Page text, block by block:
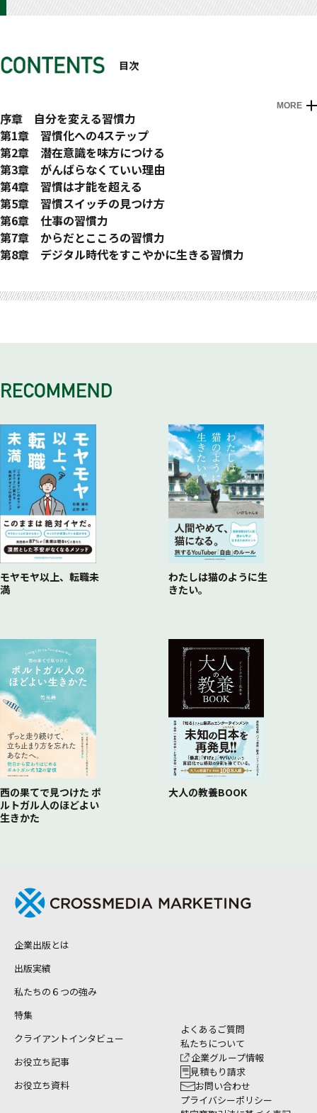
目次
MORE
はじめに
序章 自分を変える習慣力
01 よい習慣を1つ始めるだけで、悪い習慣すべてが変わる
02 スイッチとなる習慣を見つける
第1章 習慣化への4ステップ
01 無意識にやっているレベルを目指す
02 習慣化にも段階がある
03 不必要な習慣をやめる
第2章 潜在意識を味方につける
01 人は潜在意識に支配されている
02 そもそも潜在意識とは
コラム1 アイデアは潜在意識から生まれる
03 潜在意識の書き換え方
04 潜在意識による自動操作モード
コラム2 ネイマールは、脳をほとんど使わない
第3章 がんばらなくていい理由
01 習慣化の賢い始め方とは
02 三日坊主の人にある特徴
03 習慣化の初期段階で、最も重要なこととは
04 成功する条件とは
第4章 習慣は才能を超える
01 成功と習慣の関係とは
02 習慣化の3つの効果とは
コラム3 何歳からでも脳力は伸びる
第5章 習慣スイッチの見つけ方
01 あなたが本当にしたいことは何か
02 本当の目的を確認するためのステップ
03 最高の目標のつくり方とは
する方法①
05 快の感情の結びつけ方とは ―三日坊主から脱却する方法
06 行動しやすいパターンの見つけ方とは ―三日坊主から脱
却する方法④
第6章 仕事の習慣力
01 情報収集の習慣力
02 読書の習慣力
04 自分を大切にする習慣とは
コラム4 大谷翔平の習慣力
06 普段やらないことをやってみる習慣
第7章 からだとこころの習慣力
01 運動で脳力がアップする
03 姿勢と心の関係
04 心を安定させる習慣
05 積極的なとらえ方をする習慣
第8章 デジタル時代をすこやかに生きる習慣力
コラム6 アウフヘーベンの視点
02 SNSの習慣力
コラム7 コーチングで視野を広げる
06 インスタントの誘惑に負けない
モヤモヤ以上、転職未
満
わたしは猫のように生
きたい。
西の果てで見つけた ポ
ルトガル人のほどよい
生きかた
大人の教養BOOK
企業出版とは
出版実績
私たちの６つの強み
特集
クライアントインタビュー
お役立ち記事
お役立ち資料
よくあるご質問
私たちについて
企業グループ情報
見積もり請求
お問い合わせ
プライバシーポリシー